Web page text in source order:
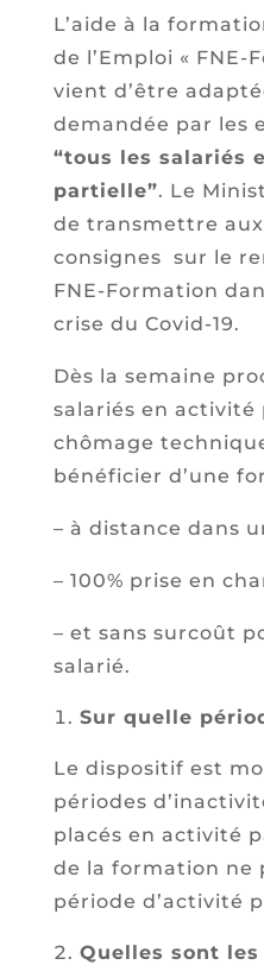
L’aide à la
de l’Emploi «
vient d’être
demandée par les
“tous les salariés
partielle”. Le
de transmettre aux
consignes sur le
FNE-Formation
crise du Covid-19.
Dès la semaine
salariés en activité
chômage
bénéficier d’une
– à distance dans
– 100% prise en
– et sans surcoût
salarié.
Sur quelle
Le dispositif est
périodes
placés en activité
de la formation ne
période d’activité
Quelles sont